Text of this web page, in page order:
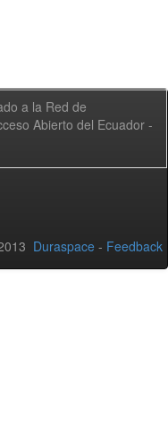
a la Red de
Abierto del Ecuador -
Duraspace - Feedback